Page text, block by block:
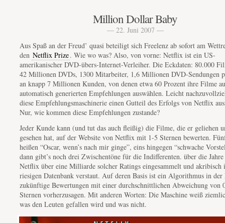
Million Dollar Baby
— 22. Juni 2007 —
Aus Spaß an der Freud’ quasi beteiligt sich Freelenz ab sofort am
den Netflix Prize. Wie wo was? Also, von vorne: Netflix ist ein US-
amerikanischer DVD-übers-Internet-Verleiher. Die Eckdaten: 80.000
42 Millionen DVDs, 1300 Mitarbeiter, 1,6 Millionen DVD-Sendungen
an knapp 7 Millionen Kunden, von denen etwa 60 Prozent ihre Filme
automatisch generierten Empfehlungen auswählen. Leicht
diese Empfehlungsmaschinerie einen Gutteil des Erfolgs von Netflix
Nur, wie kommen diese Empfehlungen zustande?
Jeder Kunde kann (und tut das auch fleißig) die Filme, die er geliehen
gesehen hat, auf der Website von Netflix mit 1-5 Sternen bewerten.
heißen “Oscar, wenn’s nach mir ginge”, eins hingegen “schwache
dann gibt’s noch drei Zwischentöne für die Indifferenten. über die
Netflix über eine Milliarde solcher Ratings eingesammelt und akribisch
riesigen Datenbank verstaut. Auf deren Basis ist ein Algorithmus in der
zukünftige Bewertungen mit einer durchschnittlichen Abweichung von
Sternen vorherzusagen. Mit anderen Worten: Die Maschine weiß
was den Leuten gefallen wird und was nicht.